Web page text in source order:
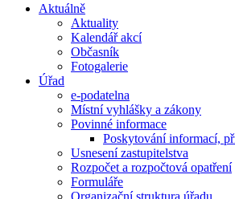
Aktuálně
Aktuality
Kalendář akcí
Občasník
Fotogalerie
Úřad
e-podatelna
Místní vyhlášky a zákony
Povinné informace
Poskytování informací,
Usnesení zastupitelstva
Rozpočet a rozpočtová opatření
Formuláře
Organizační struktura úřadu